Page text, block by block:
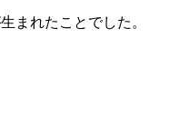
まれたことでした。